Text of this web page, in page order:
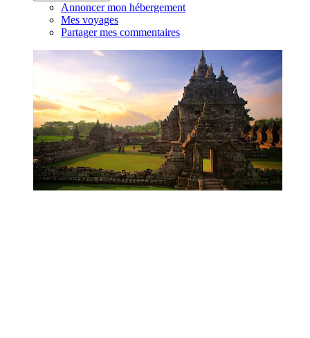
Annoncer mon hébergement
Mes voyages
Partager mes commentaires